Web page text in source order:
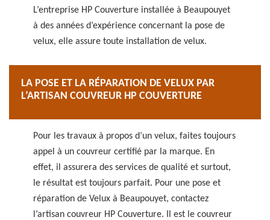
L’entreprise HP Couverture installée à Beaupouyet
à des années d’expérience concernant la pose de
velux, elle assure toute installation de velux.
LA POSE ET LA RÉPARATION DE VELUX PAR
L’ARTISAN COUVREUR HP COUVERTURE
Pour les travaux à propos d’un velux, faites toujours
appel à un couvreur certifié par la marque. En
effet, il assurera des services de qualité et surtout,
le résultat est toujours parfait. Pour une pose et
réparation de Velux à Beaupouyet, contactez
l’artisan couvreur HP Couverture. Il est le couvreur